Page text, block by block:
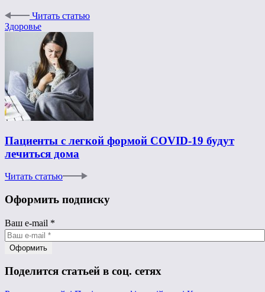
Читать статью
Здоровье
Пациенты с легкой формой COVID-19 будут
лечиться дома
Читать статью
Оформить подписку
Ваш e-mail *
Поделится статьей в соц. сетях